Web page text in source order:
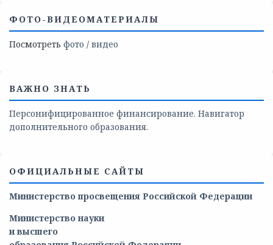
ФОТО-ВИДЕОМАТЕРИАЛЫ
Посмотреть фото / видео
ВАЖНО ЗНАТЬ
Персонифицированное финансирование. Навигатор
дополнительного образования.
ОФИЦИАЛЬНЫЕ САЙТЫ
Министерство просвещения Российской Федерации
Министерство науки
и высшего